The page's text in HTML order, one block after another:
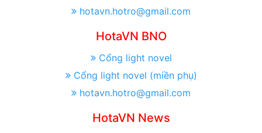
hotavn.hotro@gmail.com
HotaVN BNO
Cổng light novel
Cổng light novel (miền phụ)
hotavn.hotro@gmail.com
HotaVN News